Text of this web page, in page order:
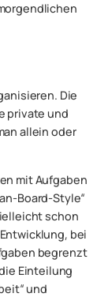
Die
private und
allein oder
mit Aufgaben
Board-Style“
schon
bei
begrenzt
Einteilung
und